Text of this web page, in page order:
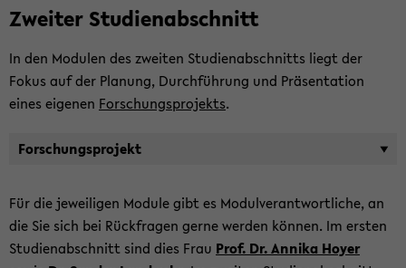
Zwei­ter Stu­di­en­ab­schnitt
In den Mo­du­len des zwei­ten Stu­di­en­ab­schnitts liegt der
Fokus auf der Pla­nung, Durch­füh­rung und Prä­sen­ta­ti­on
eines ei­ge­nen For­schungs­pro­jekts.
For­schungs­pro­jekt
Für die je­wei­li­gen Mo­du­le gibt es Mo­dul­ver­ant­wort­li­che, an
die Sie sich bei Rück­fra­gen gerne wer­den kön­nen. Im ers­ten
Stu­di­en­ab­schnitt sind dies Frau Prof. Dr. An­ni­ka Hoyer